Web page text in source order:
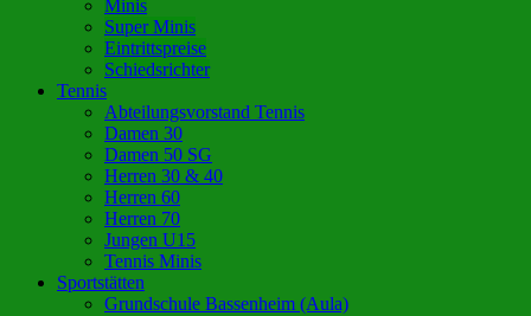
Minis
Super Minis
Eintrittspreise
Schiedsrichter
Tennis
Abteilungsvorstand Tennis
Damen 30
Damen 50 SG
Herren 30 & 40
Herren 60
Herren 70
Jungen U15
Tennis Minis
Sportstätten
Grundschule Bassenheim (Aula)